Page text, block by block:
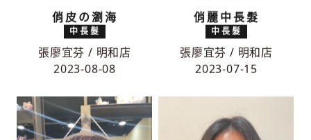
俏皮の瀏海
中長髮
張廖宜芬 / 明和店
2023-08-08
俏麗中長髮
中長髮
張廖宜芬 / 明和店
2023-07-15